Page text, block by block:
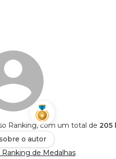
Ranking, com um total de 205
o autor
de Medalhas